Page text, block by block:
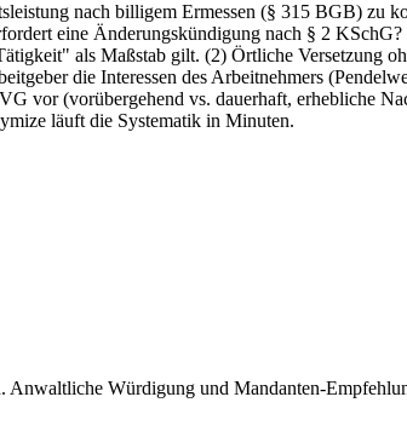
nach billigem Ermessen (§ 315 BGB) zu
eine Änderungskündigung nach § 2
als Maßstab gilt. (2) Örtliche Versetzung
die Interessen des Arbeitnehmers
vor (vorübergehend vs. dauerhaft, erhebliche
läuft die Systematik in Minuten.
Würdigung und Mandanten-